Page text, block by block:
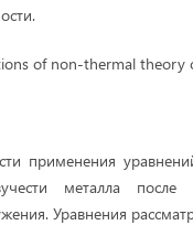
of non-thermal theory
применения
металла после
Уравнения